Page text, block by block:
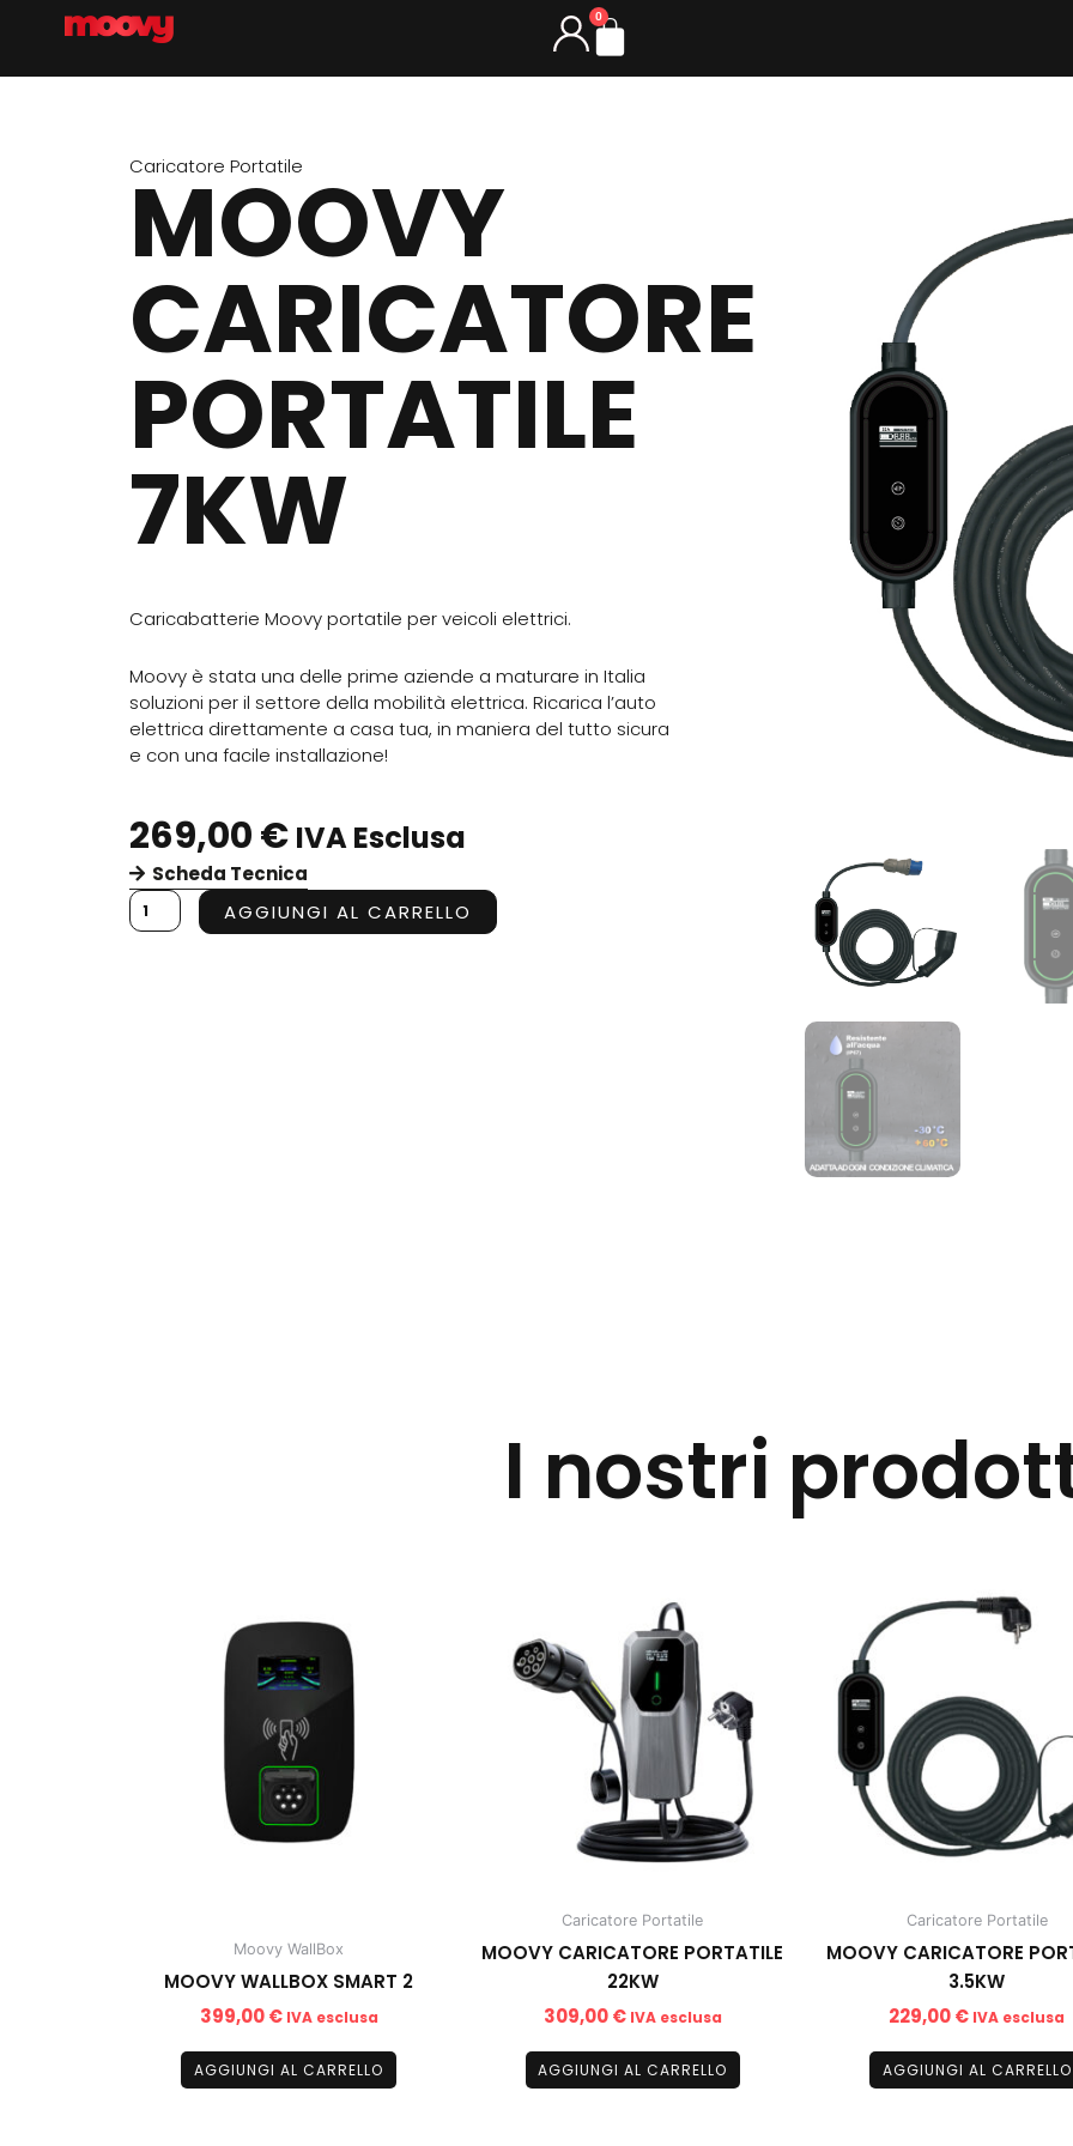
0
Carrello
Caricatore Portatile
MOOVY
CARICATORE
PORTATILE
7KW
Caricabatterie Moovy portatile per veicoli elettrici.
Moovy è stata una delle prime aziende a maturare in Italia
soluzioni per il settore della mobilità elettrica. Ricarica l’auto
elettrica direttamente a casa tua, in maniera del tutto sicura
e con una facile installazione!
269,00€ IVA Esclusa
Scheda Tecnica
MOOVY
CARICATORE
AGGIUNGI AL CARRELLO
I nostri
Moovy WallBox
MOOVY WALLBOX SMART 2
399,00€ IVA esclusa
AGGIUNGI AL CARRELLO
Caricatore Portatile
MOOVY CARICATORE PORTATILE
22KW
309,00€ IVA esclusa
AGGIUNGI AL CARRELLO
Caricatore Portatile
MOOVY CARICATORE
3.5KW
229,00€ IVA esclusa
AGGIUNGI AL CARRELLO